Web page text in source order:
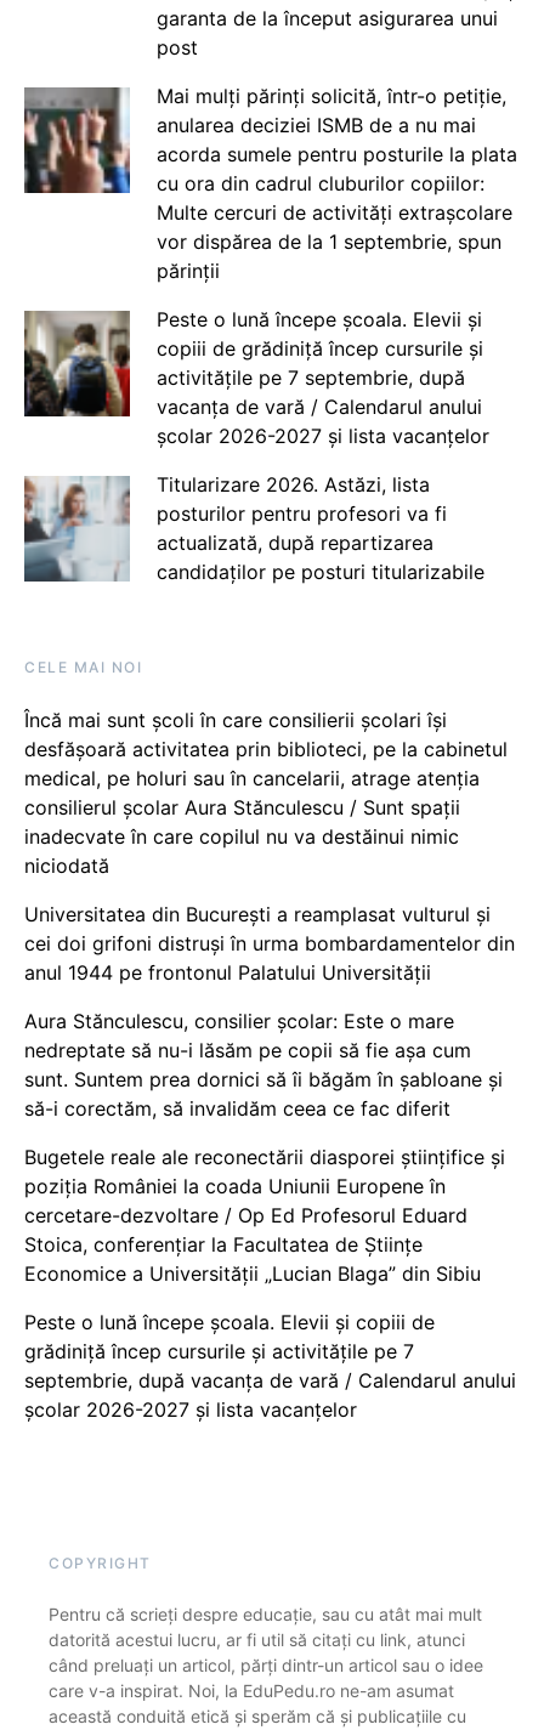
garanta de la început asigurarea unui
post
Mai mulți părinți solicită, într-o petiție,
anularea deciziei ISMB de a nu mai
acorda sumele pentru posturile la plata
cu ora din cadrul cluburilor copiilor:
Multe cercuri de activități extrașcolare
vor dispărea de la 1 septembrie, spun
părinții
Peste o lună începe școala. Elevii și
copiii de grădiniță încep cursurile și
activitățile pe 7 septembrie, după
vacanța de vară / Calendarul anului
școlar 2026-2027 și lista vacanțelor
Titularizare 2026. Astăzi, lista
posturilor pentru profesori va fi
actualizată, după repartizarea
candidaților pe posturi titularizabile
CELE MAI NOI
Încă mai sunt școli în care consilierii școlari își
desfășoară activitatea prin biblioteci, pe la cabinetul
medical, pe holuri sau în cancelarii, atrage atenția
consilierul școlar Aura Stănculescu / Sunt spații
inadecvate în care copilul nu va destăinui nimic
niciodată
Universitatea din București a reamplasat vulturul și
cei doi grifoni distruși în urma bombardamentelor din
anul 1944 pe frontonul Palatului Universității
Aura Stănculescu, consilier școlar: Este o mare
nedreptate să nu-i lăsăm pe copii să fie așa cum
sunt. Suntem prea dornici să îi băgăm în șabloane și
să-i corectăm, să invalidăm ceea ce fac diferit
Bugetele reale ale reconectării diasporei științifice și
poziția României la coada Uniunii Europene în
cercetare-dezvoltare / Op Ed Profesorul Eduard
Stoica, conferențiar la Facultatea de Științe
Economice a Universității „Lucian Blaga” din Sibiu
Peste o lună începe școala. Elevii și copiii de
grădiniță încep cursurile și activitățile pe 7
septembrie, după vacanța de vară / Calendarul anului
școlar 2026-2027 și lista vacanțelor
COPYRIGHT
Pentru că scrieți despre educație, sau cu atât mai mult
datorită acestui lucru, ar fi util să citați cu link, atunci
când preluați un articol, părți dintr-un articol sau o idee
care v-a inspirat. Noi, la EduPedu.ro ne-am asumat
această conduită etică și sperăm că și publicațiile cu